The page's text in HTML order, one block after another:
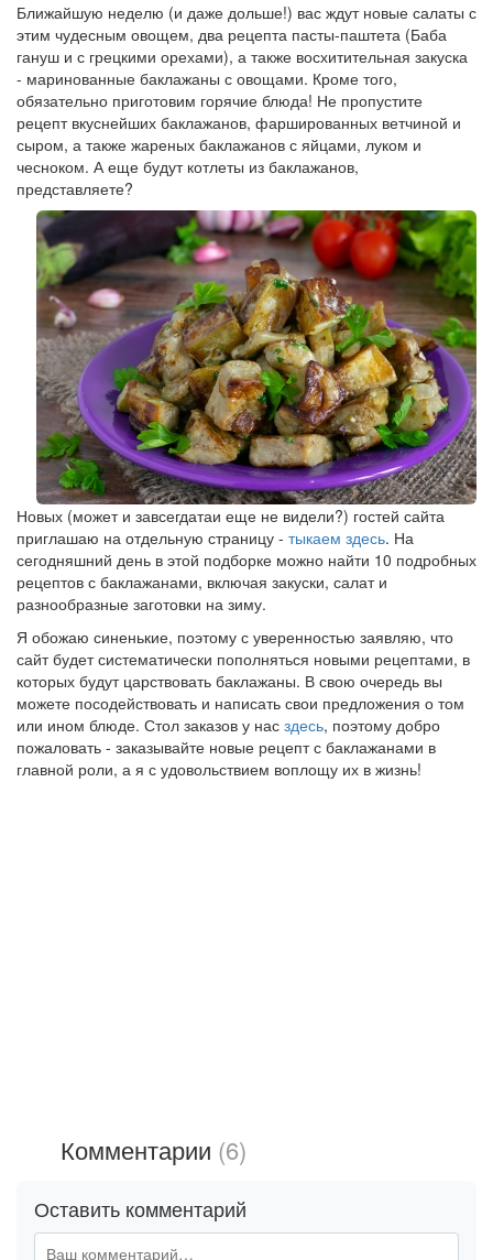
Ближайшую неделю (и даже дольше!) вас ждут новые салаты с
этим чудесным овощем, два рецепта пасты-паштета (Баба
гануш и с грецкими орехами), а также восхитительная закуска
- маринованные баклажаны с овощами. Кроме того,
обязательно приготовим горячие блюда! Не пропустите
рецепт вкуснейших баклажанов, фаршированных ветчиной и
сыром, а также жареных баклажанов с яйцами, луком и
чесноком. А еще будут котлеты из баклажанов,
представляете?
Новых (может и завсегдатаи еще не видели?) гостей сайта
приглашаю на отдельную страницу - тыкаем здесь. На
сегодняшний день в этой подборке можно найти 10 подробных
рецептов с баклажанами, включая закуски, салат и
разнообразные заготовки на зиму.
Я обожаю синенькие, поэтому с уверенностью заявляю, что
сайт будет систематически пополняться новыми рецептами, в
которых будут царствовать баклажаны. В свою очередь вы
можете посодействовать и написать свои предложения о том
или ином блюде. Стол заказов у нас здесь, поэтому добро
пожаловать - заказывайте новые рецепт с баклажанами в
главной роли, а я с удовольствием воплощу их в жизнь!
Комментарии (6)
Оставить комментарий